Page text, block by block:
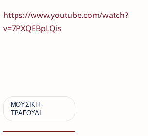
https://www.youtube.com/watch?
v=7PXQEBpLQis